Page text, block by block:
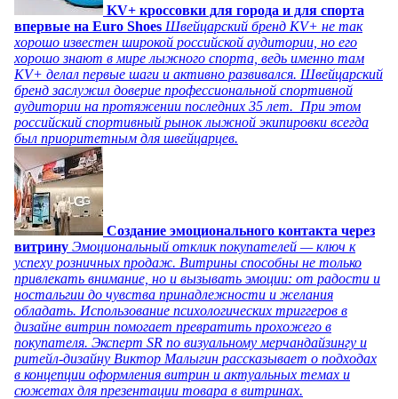
KV+ кроссовки для города и для спорта
впервые на Euro Shoes Швейцарский бренд KV+ не так
хорошо известен широкой российской аудитории, но его
хорошо знают в мире лыжного спорта, ведь именно там
KV+ делал первые шаги и активно развивался. Швейцарский
бренд заслужил доверие профессиональной спортивной
аудитории на протяжении последних 35 лет. При этом
российский спортивный рынок лыжной экипировки всегда
был приоритетным для швейцарцев.
Создание эмоционального контакта через
витрину Эмоциональный отклик покупателей — ключ к
успеху розничных продаж. Витрины способны не только
привлекать внимание, но и вызывать эмоции: от радости и
ностальгии до чувства принадлежности и желания
обладать. Использование психологических триггеров в
дизайне витрин помогает превратить прохожего в
покупателя. Эксперт SR по визуальному мерчандайзингу и
ритейл-дизайну Виктор Малыгин рассказывает о подходах
в концепции оформления витрин и актуальных темах и
сюжетах для презентации товара в витринах.